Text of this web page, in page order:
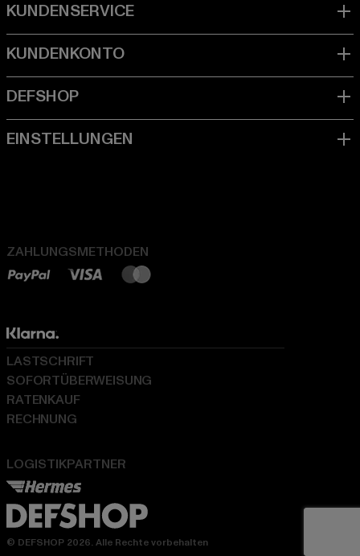
ZAHLUNGSMETHODEN
LOGISTIKPARTNER
LASTSCHRIFT
SOFORTÜBERWEISUNG
RATENKAUF
RECHNUNG
© DEFSHOP 2026. Alle Rechte vorbehalten